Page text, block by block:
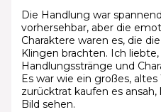
Die Handlung war
vorhersehbar, aber die
Charaktere waren es, die
Klingen brachten. Ich
Handlungsstränge und
Es war wie ein großes,
zurücktrat kaufen es
Bild sehen.